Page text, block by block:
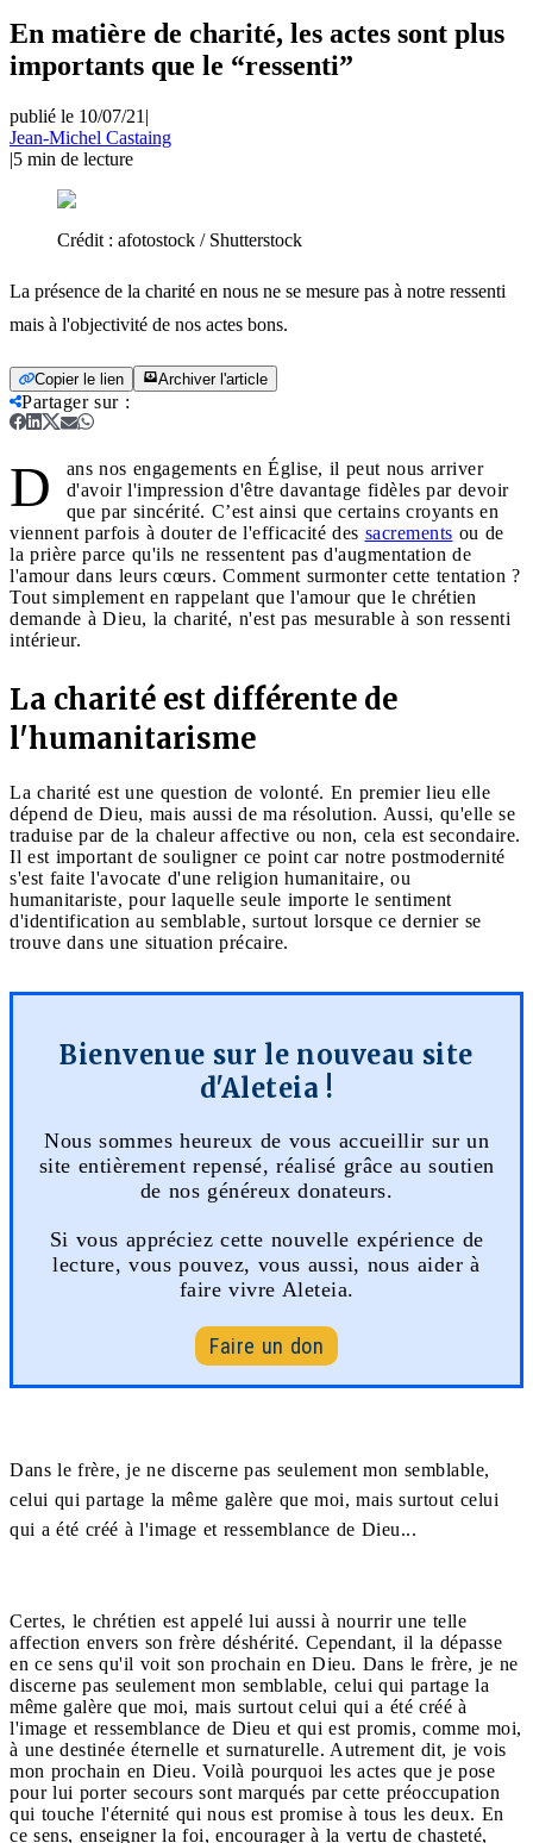
En matière de charité, les actes sont plus
importants que le “ressenti”
publié le 10/07/21 |
Jean-Michel Castaing
|5 min de lecture
Crédit : afotostock / Shutterstock
La présence de la charité en nous ne se mesure pas à notre ressenti
mais à l'objectivité de nos actes bons.
Copier le lien Archiver l'article
Partager sur:
D
ans nos engagements en Église, il peut nous arriver
d'avoir l'impression d'être davantage fidèles par devoir
que par sincérité. C’est ainsi que certains croyants en
viennent parfois à douter de l'efficacité des sacrements ou de
la prière parce qu'ils ne ressentent pas d'augmentation de
l'amour dans leurs cœurs. Comment surmonter cette tentation ?
Tout simplement en rappelant que l'amour que le chrétien
demande à Dieu, la charité, n'est pas mesurable à son ressenti
intérieur.
La charité est différente de
l'humanitarisme
La charité est une question de volonté. En premier lieu elle
dépend de Dieu, mais aussi de ma résolution. Aussi, qu'elle se
traduise par de la chaleur affective ou non, cela est secondaire.
Il est important de souligner ce point car notre postmodernité
s'est faite l'avocate d'une religion humanitaire, ou
humanitariste, pour laquelle seule importe le sentiment
d'identification au semblable, surtout lorsque ce dernier se
trouve dans une situation précaire.
Bienvenue sur le nouveau site
d'Aleteia !
Nous sommes heureux de vous accueillir sur un
site entièrement repensé, réalisé grâce au soutien
de nos généreux donateurs.
Si vous appréciez cette nouvelle expérience de
lecture, vous pouvez, vous aussi, nous aider à
faire vivre Aleteia.
Faire un don
Dans le frère, je ne discerne pas seulement mon semblable,
celui qui partage la même galère que moi, mais surtout celui
qui a été créé à l'image et ressemblance de Dieu...
Certes, le chrétien est appelé lui aussi à nourrir une telle
affection envers son frère déshérité. Cependant, il la dépasse
en ce sens qu'il voit son prochain en Dieu. Dans le frère, je ne
discerne pas seulement mon semblable, celui qui partage la
même galère que moi, mais surtout celui qui a été créé à
l'image et ressemblance de Dieu et qui est promis, comme moi,
à une destinée éternelle et surnaturelle. Autrement dit, je vois
mon prochain en Dieu. Voilà pourquoi les actes que je pose
pour lui porter secours sont marqués par cette préoccupation
qui touche l'éternité qui nous est promise à tous les deux. En
ce sens, enseigner la foi, encourager à la vertu de chasteté,